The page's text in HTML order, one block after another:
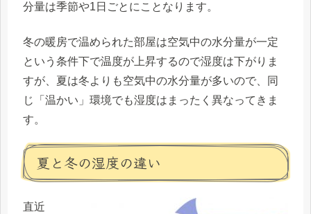
分量は季節や1日ごとにことなります。
冬の暖房で温められた部屋は空気中の水分量が一定
という条件下で温度が上昇するので湿度は下がりま
すが、夏は冬よりも空気中の水分量が多いので、同
じ「温かい」環境でも湿度はまったく異なってきま
す。
夏と冬の湿度の違い
直近